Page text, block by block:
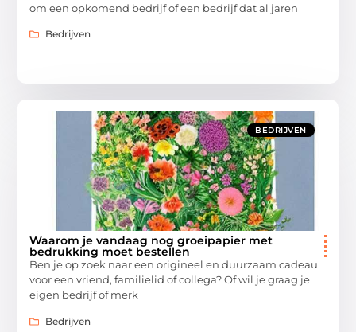
om een opkomend bedrijf of een bedrijf dat al jaren
Bedrijven
BEDRIJVEN
Waarom je vandaag nog groeipapier met
bedrukking moet bestellen
Ben je op zoek naar een origineel en duurzaam cadeau
voor een vriend, familielid of collega? Of wil je graag je
eigen bedrijf of merk
Bedrijven